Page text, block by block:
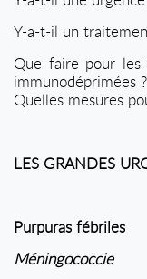
Y-a-t-il un
Que faire pour les
immunodéprimées ?
Quelles mesures
LES GRANDES
Purpuras fébriles
Méningococcie